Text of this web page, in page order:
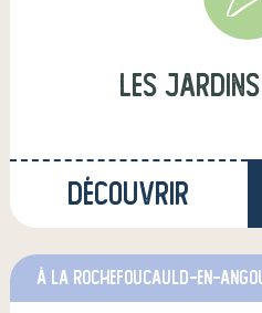
Les
Découvrir
à La Rochefoucauld-en-